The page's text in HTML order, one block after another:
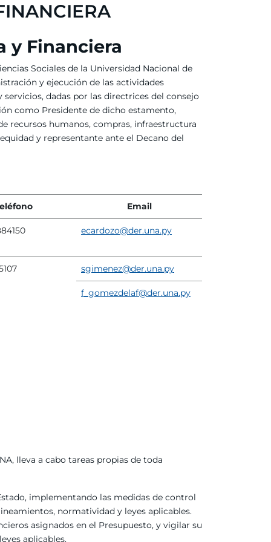
y Financiera
Sociales de la Universidad Nacional de
y ejecución de las actividades
dadas por las directrices del consejo
como Presidente de dicho estamento,
recursos humanos, compras, infraestructura
y representante ante el Decano del
Email
ecardozo@der.una.py
sgimenez@der.una.py
f_gomezdelaf@der.una.py
lleva a cabo tareas propias de toda
implementando las medidas de control
normatividad y leyes aplicables.
asignados en el Presupuesto, y vigilar su
aplicables.